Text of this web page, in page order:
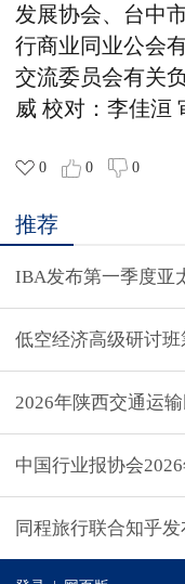
发展协会、台中
行商业同业公会
交流委员会有关
威 校对：李佳洹
0 0 0
推荐
IBA发布第一季度亚
低空经济高级研讨
2026年陕西交通运
中国行业报协会
同程旅行联合知乎